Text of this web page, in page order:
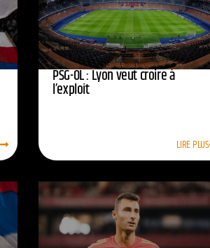
PSG-OL : Lyon veut croire à
l’exploit
LIRE PLUS